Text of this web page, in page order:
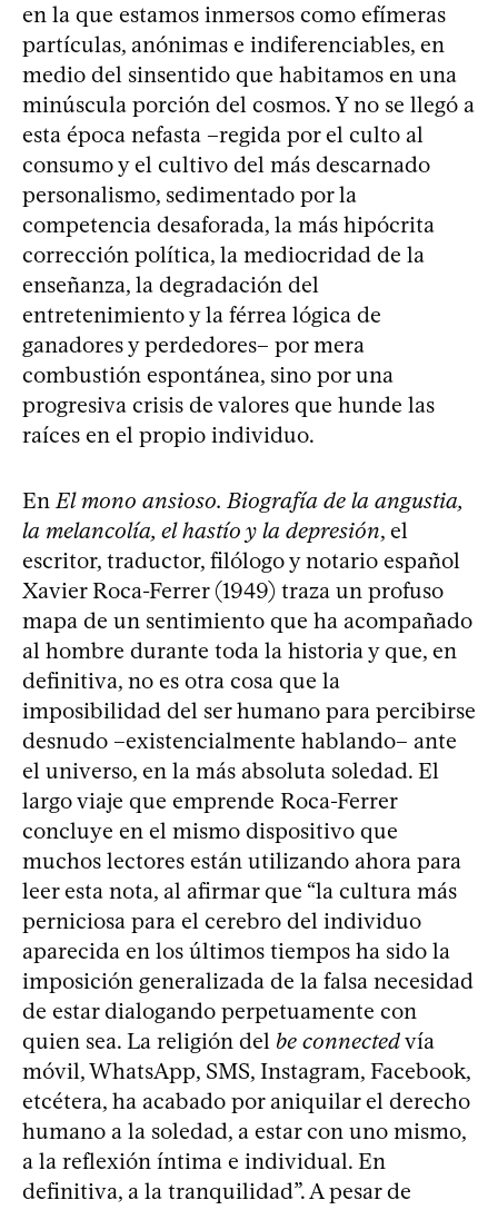
en la que estamos inmersos como efímeras
partículas, anónimas e indiferenciables, en
medio del sinsentido que habitamos en una
minúscula porción del cosmos. Y no se llegó a
esta época nefasta –regida por el culto al
consumo y el cultivo del más descarnado
personalismo, sedimentado por la
competencia desaforada, la más hipócrita
corrección política, la mediocridad de la
enseñanza, la degradación del
entretenimiento y la férrea lógica de
ganadores y perdedores– por mera
combustión espontánea, sino por una
progresiva crisis de valores que hunde las
raíces en el propio individuo.
En El mono ansioso. Biografía de la angustia,
la melancolía, el hastío y la depresión, el
escritor, traductor, filólogo y notario español
Xavier Roca-Ferrer (1949) traza un profuso
mapa de un sentimiento que ha acompañado
al hombre durante toda la historia y que, en
definitiva, no es otra cosa que la
imposibilidad del ser humano para percibirse
desnudo –existencialmente hablando– ante
el universo, en la más absoluta soledad. El
largo viaje que emprende Roca-Ferrer
concluye en el mismo dispositivo que
muchos lectores están utilizando ahora para
leer esta nota, al afirmar que “la cultura más
perniciosa para el cerebro del individuo
aparecida en los últimos tiempos ha sido la
imposición generalizada de la falsa necesidad
de estar dialogando perpetuamente con
quien sea. La religión del be connectedvía
móvil, WhatsApp, SMS, Instagram, Facebook,
etcétera, ha acabado por aniquilar el derecho
humano a la soledad, a estar con uno mismo,
a la reflexión íntima e individual. En
definitiva, a la tranquilidad”. A pesar de